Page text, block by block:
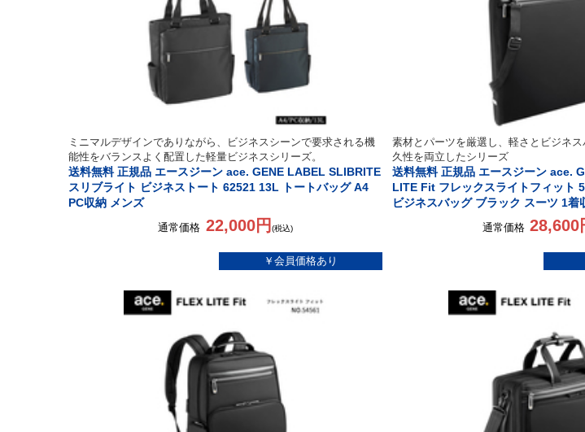
ミニマルデザインでありながら、ビジネスシーンで要求される機
能性をバランスよく配置した軽量ビジネスシリーズ。
送料無料 正規品 エースジーン ace. GENE LABEL SLIBRITE
スリブライト ビジネストート 62521 13L トートバッグ A4
PC収納 メンズ
通常価格 22,000円 (税込)
素材とパーツを厳選し、軽さとビジネ
久性を両立したシリーズ
送料無料 正規品 エースジーン ace.
LITE Fit フレックスライトフィット
ビジネスバッグ ブラック スーツ 1着
通常価格 28,600